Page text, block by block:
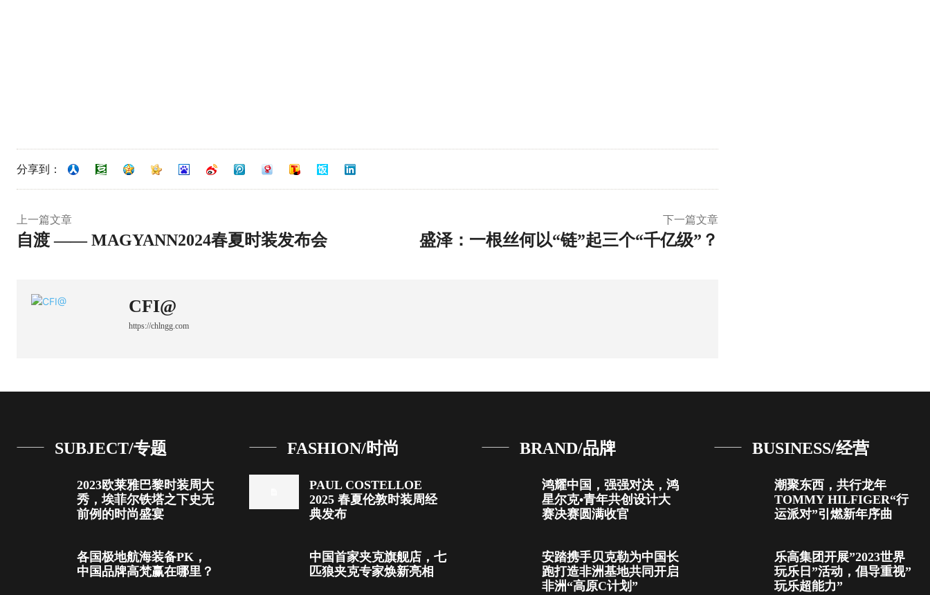
分享到：
上一篇文章
自渡 —— MAGYANN2024春夏时装发布会
下一篇文章
盛泽：一根丝何以“链”起三个“千亿级”？
CFI@
https://chlngg.com
SUBJECT/专题
2023欧莱雅巴黎时装周大
秀，埃菲尔铁塔之下史无
前例的时尚盛宴
各国极地航海装备PK，
中国品牌高梵赢在哪里？
FASHION/时尚
PAUL COSTELLOE
2025 春夏伦敦时装周经
典发布
中国首家夹克旗舰店，七
匹狼夹克专家焕新亮相
BRAND/品牌
鸿耀中国，强强对决，鸿
星尔克•青年共创设计大
赛决赛圆满收官
安踏携手贝克勒为中国长
跑打造非洲基地共同开启
非洲“高原C计划”
BUSINESS/经营
潮聚东西，共行龙年
TOMMY HILFIGER“行
运派对”引燃新年序曲
乐高集团开展”2023世界
玩乐日”活动，倡导重视”
玩乐超能力”